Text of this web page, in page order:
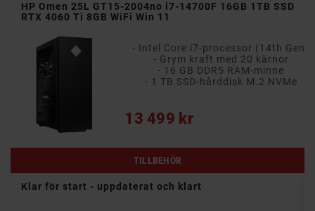
HP Omen 25L GT15-2004no i7-14700F 16GB 1TB SSD
RTX 4060 Ti 8GB WiFi Win 11
- Intel Core i7-processor (14th Gen)
- Grym kraft med 20 kärnor
- 16 GB DDR5 RAM-minne
- 1 TB SSD-hårddisk M.2 NVMe
13 499 kr
Pris
TILLBEHÖR
Klar för start - uppdaterat och klart